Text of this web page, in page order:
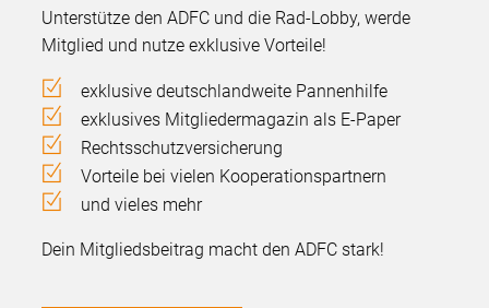
Unterstütze den ADFC und die Rad-Lobby, werde
Mitglied und nutze exklusive Vorteile!
exklusive deutschlandweite Pannenhilfe
exklusives Mitgliedermagazin als E-Paper
Rechtsschutzversicherung
Vorteile bei vielen Kooperationspartnern
und vieles mehr
Dein Mitgliedsbeitrag macht den ADFC stark!